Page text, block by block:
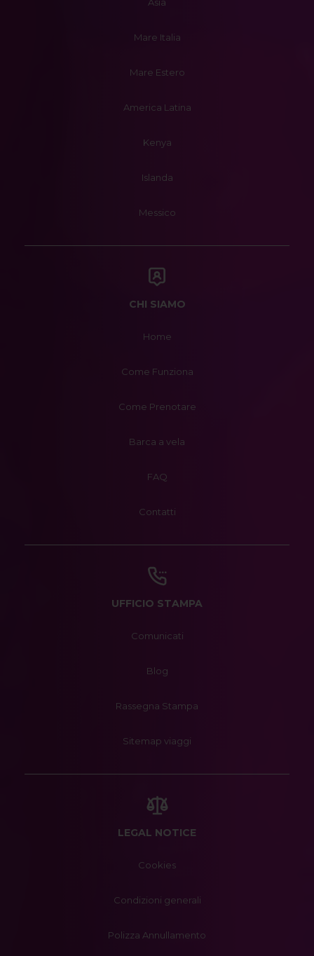
Mare Italia
Mare Estero
America Latina
Kenya
Islanda
Messico
CHI SIAMO
Home
Come Funziona
Come Prenotare
Barca a vela
FAQ
Contatti
UFFICIO STAMPA
Comunicati
Blog
Rassegna Stampa
Sitemap viaggi
LEGAL NOTICE
Cookies
Condizioni generali
Polizza Annullamento